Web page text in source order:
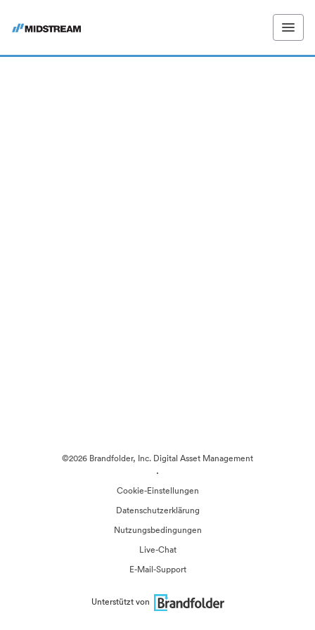
©2026 Brandfolder, Inc. Digital Asset Management
·
Cookie-Einstellungen
Datenschutzerklärung
Nutzungsbedingungen
Live-Chat
E-Mail-Support
Unterstützt von